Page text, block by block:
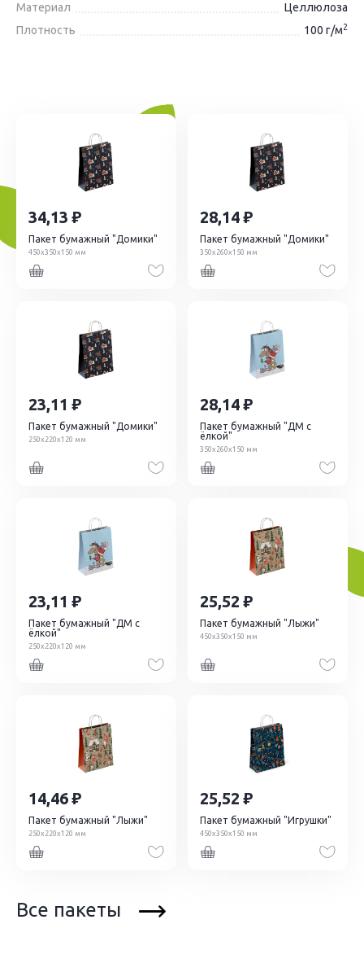
Материал
Целлюлоза
Плотность
100 г/м2
34,13
Пакет бумажный "Домики"
450х350х150 мм
28,14
Пакет бумажный "Домики"
350х260х150 мм
23,11
Пакет бумажный "Домики"
250х220х120 мм
28,14
Пакет бумажный "ДМ с
ёлкой"
350х260х150 мм
23,11
Пакет бумажный "ДМ с
ёлкой"
250х220х120 мм
25,52
Пакет бумажный "Лыжи"
450х350х150 мм
14,46
Пакет бумажный "Лыжи"
250х220х120 мм
25,52
Пакет бумажный "Игрушки"
450х350х150 мм
Все пакеты